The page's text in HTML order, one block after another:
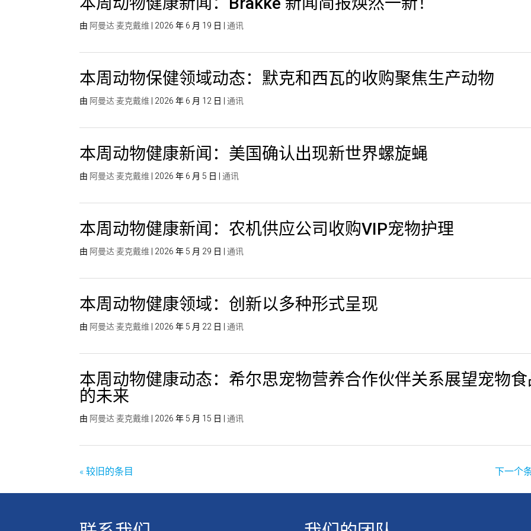
由 阿曼达·麦克戴维 2026 年 6 月 19 日 |通讯
本周动物保健领域动态：默克和西瓦的收购聚焦生产动物
由 阿曼达·麦克戴维 2026 年 6 月 12 日 |通讯
本周动物健康新闻：美国确认出现新世界螺旋蝇
由 阿曼达·麦克戴维 2026 年 6 月 5 日 |通讯
本周动物健康新闻：农机供应公司收购VIP宠物护理
由 阿曼达·麦克戴维 2026 年 5 月 29 日 |通讯
本周动物健康领域：创新以多种形式呈现
由 阿曼达·麦克戴维 2026 年 5 月 22 日 |通讯
本周动物健康动态：希尔思宠物营养合作伙伴关系展望宠物食
的未来
由 阿曼达·麦克戴维 2026 年 5 月 15 日 |通讯
« 较旧的条目 下一个